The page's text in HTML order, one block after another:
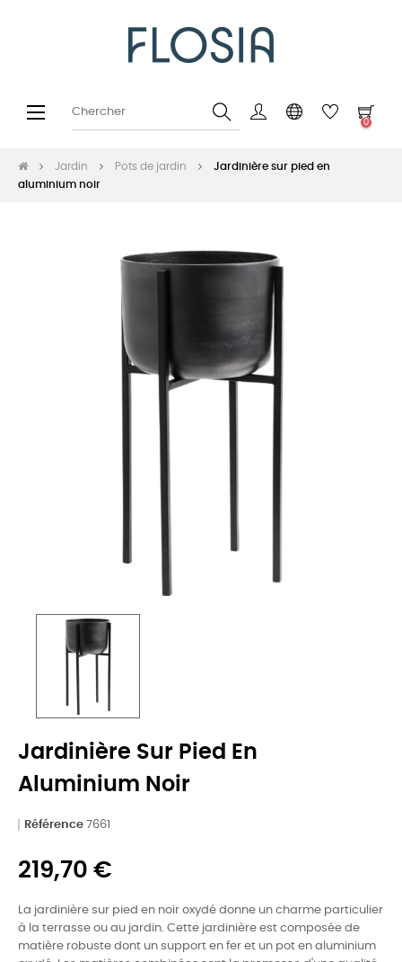
Basculer
☰
0
Jardin Pots de jardin
Jardinière sur pied en
aluminium noir
Jardinière Sur Pied En
Aluminium Noir
Référence 7661
219,70 €
La jardinière sur pied en noir oxydé donne un charme particulier
à la terrasse ou au jardin. Cette jardinière est composée de
matière robuste dont un support en fer et un pot en aluminium